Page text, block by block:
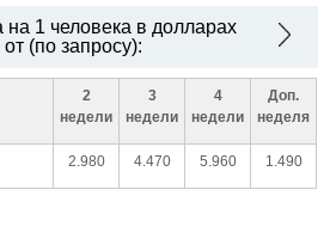
на 1 человека в долларах
(по запросу):
2
недели
3
недели
4
недели
Доп.
неделя
2.980 4.470 5.960 1.490